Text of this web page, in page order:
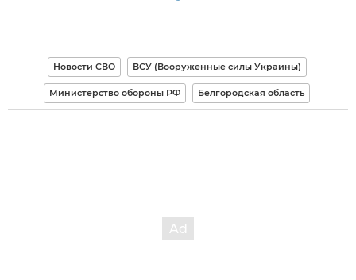
Новости СВО ВСУ (Вооруженные силы Украины)
Министерство обороны РФ Белгородская область